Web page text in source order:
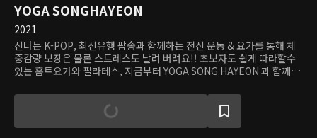
YOGA SONGHAYEON
2021
신나는 K-POP, 최신유행 팝송과 함께하는 전신 운동 & 요가를 통해 체
중감량 보장은 물론 스트레스도 날려 버려요!! 초보자도 쉽게 따라할수
있는 홈트요가와 필라테스, 지금부터 YOGA SONG HAYEON 과 함께해